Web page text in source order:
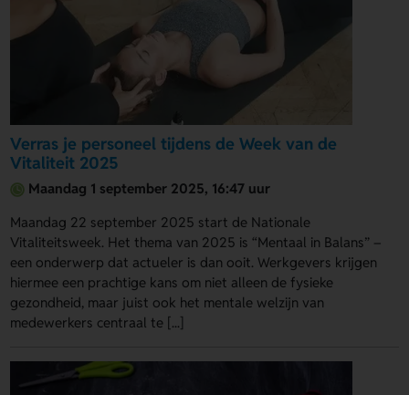
Verras je personeel tijdens de Week van de
Vitaliteit 2025
Maandag 1 september 2025, 16:47 uur
Maandag 22 september 2025 start de Nationale
Vitaliteitsweek. Het thema van 2025 is “Mentaal in Balans” –
een onderwerp dat actueler is dan ooit. Werkgevers krijgen
hiermee een prachtige kans om niet alleen de fysieke
gezondheid, maar juist ook het mentale welzijn van
medewerkers centraal te [...]